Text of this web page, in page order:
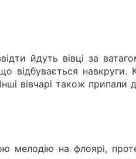
йдуть вівці за
відбувається
вівчарі також припали
мелодію на флоярі,